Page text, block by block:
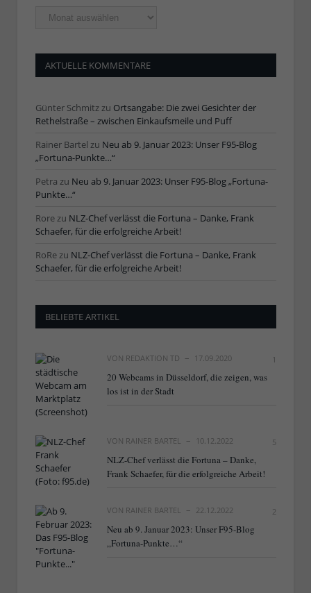
Ältere
Artikel
AKTUELLE KOMMENTARE
Günter Schmitz zu Ortsangabe: Die zwei Gesichter der
Rethelstraße – zwischen Einkaufsmeile und Puff
Rainer Bartel zu Neu ab 9. Januar 2023: Unser F95-Blog
„Fortuna-Punkte…“
Petra zu Neu ab 9. Januar 2023: Unser F95-Blog „Fortuna-
Punkte…“
Rore zu NLZ-Chef verlässt die Fortuna – Danke, Frank
Schaefer, für die erfolgreiche Arbeit!
RoRe zu NLZ-Chef verlässt die Fortuna – Danke, Frank
Schaefer, für die erfolgreiche Arbeit!
BELIEBTE ARTIKEL
VON REDAKTION TD 17.09.2020 1
20 Webcams in Düsseldorf, die zeigen, was
los ist in der Stadt
VON RAINER BARTEL 10.12.2022 5
NLZ-Chef verlässt die Fortuna – Danke,
Frank Schaefer, für die erfolgreiche Arbeit!
VON RAINER BARTEL 22.12.2022 2
Neu ab 9. Januar 2023: Unser F95-Blog
„Fortuna-Punkte…“